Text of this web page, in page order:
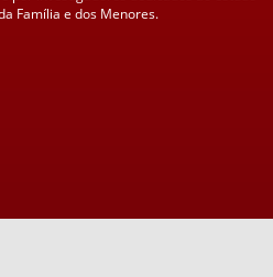
Família e dos Menores.